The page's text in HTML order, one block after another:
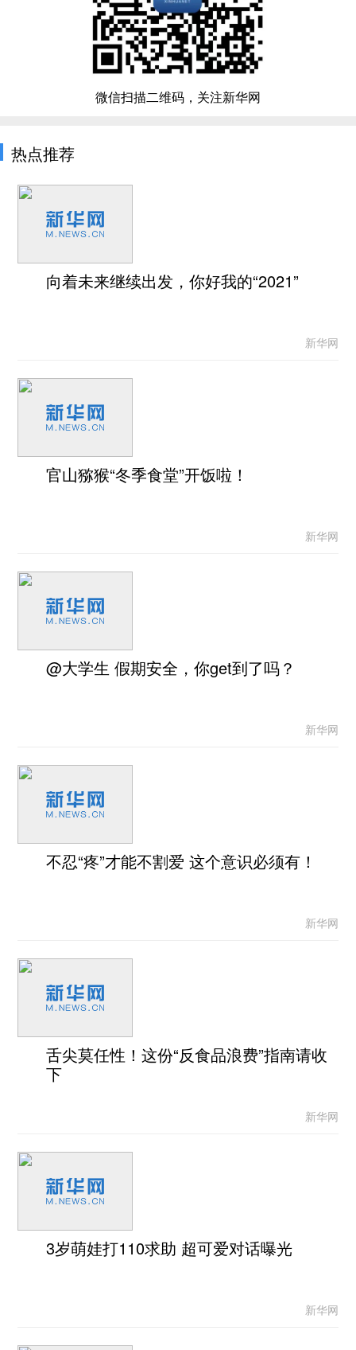
微信扫描二维码，关注新华网
热点推荐
向着未来继续出发，你好我的“2021”
新华网
官山猕猴“冬季食堂”开饭啦！
新华网
@大学生 假期安全，你get到了吗？
新华网
不忍“疼”才能不割爱 这个意识必须有！
新华网
舌尖莫任性！这份“反食品浪费”指南请收
下
新华网
3岁萌娃打110求助 超可爱对话曝光
新华网